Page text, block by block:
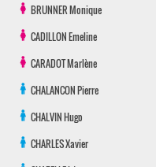
BRUNNERMonique
CADILLONEmeline
CARADOTMarlène
CHALANCONPierre
CHALVINHugo
CHARLESXavier